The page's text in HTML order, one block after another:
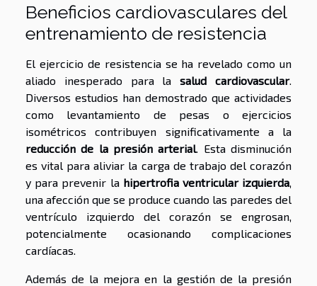
Beneficios cardiovasculares del
entrenamiento de resistencia
El ejercicio de resistencia se ha revelado como un
aliado inesperado para lasalud cardiovascular.
Diversos estudios han demostrado que actividades
como levantamiento de pesas o ejercicios
isométricos contribuyen significativamente a la
reducción de la presión arterial. Esta disminución
es vital para aliviar la carga de trabajo del corazón
y para prevenir la hipertrofia ventricular izquierda,
una afección que se produce cuando las paredes del
ventrículo izquierdo del corazón se engrosan,
potencialmente ocasionando complicaciones
cardíacas.
Además de la mejora en la gestión de la presión